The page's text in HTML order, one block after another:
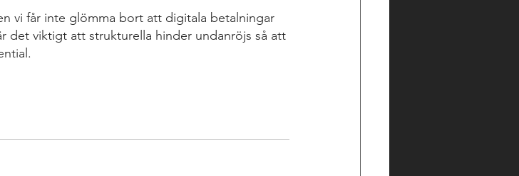
vi får inte glömma bort att digitala betalningar
det viktigt att strukturella hinder undanröjs så att